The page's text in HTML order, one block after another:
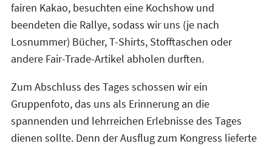
fairen Kakao, besuchten eine Kochshow und
beendeten die Rallye, sodass wir uns (je nach
Losnummer) Bücher, T-Shirts, Stofftaschen oder
andere Fair-Trade-Artikel abholen durften.
Zum Abschluss des Tages schossen wir ein
Gruppenfoto, das uns als Erinnerung an die
spannenden und lehrreichen Erlebnisse des Tages
dienen sollte. Denn der Ausflug zum Kongress lieferte